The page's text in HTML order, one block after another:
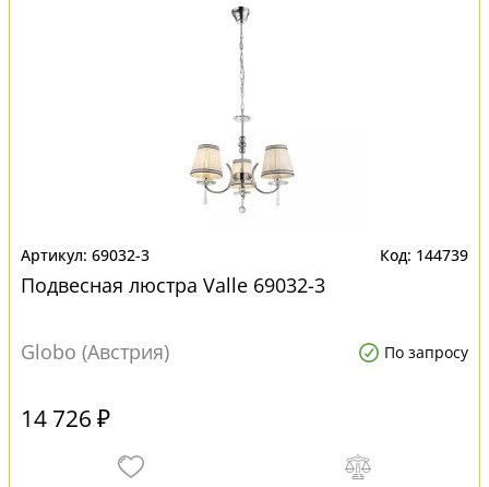
69032-3 144739
Подвесная люстра Valle 69032-3
Globo (Австрия) По запросу
14 726 ₽